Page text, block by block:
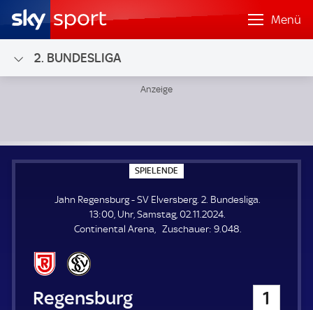
Menü
2. BUNDESLIGA
SPIELENDE
P
E
L
E
N
Jahn Regensburg - SV Elversberg. 2. Bundesliga.
13:00, Uhr, Samstag, 02.11.2024.
Continental Arena
Zuschauer: Z
9.048.
Jahn Regensburg 1